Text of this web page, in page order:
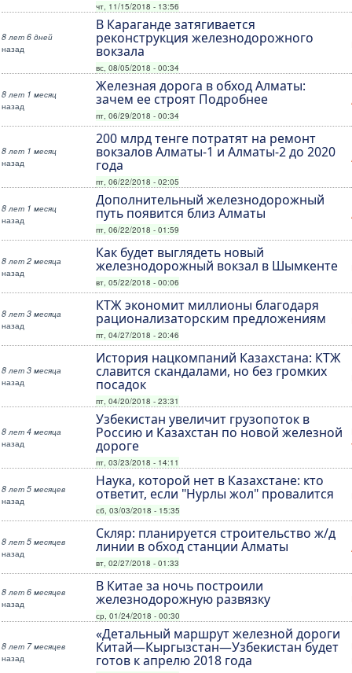
чт, 11/15/2018 - 13:56
8 лет 6 дней
назад
В Караганде затягивается
реконструкция железнодорожного
вокзала
вс, 08/05/2018 - 00:34
8 лет 1 месяц
назад
Железная дорога в обход Алматы:
зачем ее строят Подробнее
пт, 06/29/2018 - 00:34
8 лет 1 месяц
назад
200 млрд тенге потратят на ремонт
вокзалов Алматы-1 и Алматы-2 до 2020
года
пт, 06/22/2018 - 02:05
8 лет 1 месяц
назад
Дополнительный железнодорожный
путь появится близ Алматы
пт, 06/22/2018 - 01:59
8 лет 2 месяца
назад
Как будет выглядеть новый
железнодорожный вокзал в Шымкенте
вт, 05/22/2018 - 00:06
8 лет 3 месяца
назад
КТЖ экономит миллионы благодаря
рационализаторским предложениям
пт, 04/27/2018 - 20:46
8 лет 3 месяца
назад
История нацкомпаний Казахстана: КТЖ
славится скандалами, но без громких
посадок
пт, 04/20/2018 - 23:31
8 лет 4 месяца
назад
Узбекистан увеличит грузопоток в
Россию и Казахстан по новой железной
дороге
пт, 03/23/2018 - 14:11
8 лет 5 месяцев
назад
Наука, которой нет в Казахстане: кто
ответит, если "Нурлы жол" провалится
сб, 03/03/2018 - 15:35
8 лет 5 месяцев
назад
Скляр: планируется строительство ж/д
линии в обход станции Алматы
вт, 02/27/2018 - 01:33
8 лет 6 месяцев
назад
В Китае за ночь построили
железнодорожную развязку
ср, 01/24/2018 - 00:30
8 лет 7 месяцев
назад
«Детальный маршрут железной дороги
Китай—Кыргызстан—Узбекистан будет
готов к апрелю 2018 года